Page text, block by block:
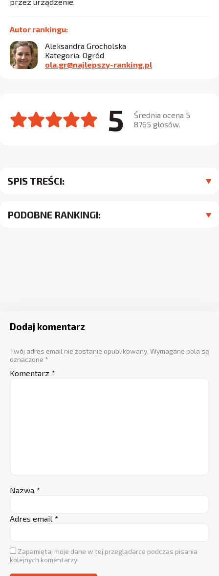
SPIS TREŚCI:
PODOBNE RANKINGI:
Autor rankingu:
Aleksandra Grocholska
Kategoria: Ogród
ola.gr@najlepszy-ranking.pl
5
Średnia ocena 5
8765 głosów.
Dodaj komentarz
Twój adres email nie zostanie opublikowany. Wymagane pola są
oznaczone *
Komentarz *
Nazwa *
Adres email *
Zapamiętaj moje dane w tej przeglądarce podczas pisania
kolejnych komentarzy.